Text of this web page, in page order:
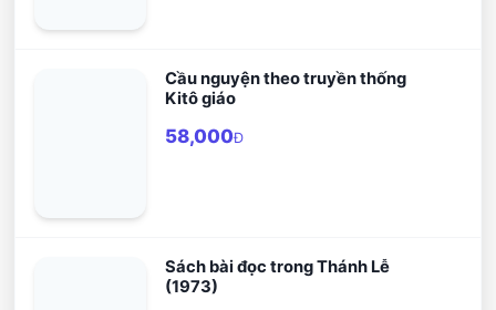
Cầu nguyện theo truyền thống
Kitô giáo
58,000Đ
Sách bài đọc trong Thánh Lễ
(1973)